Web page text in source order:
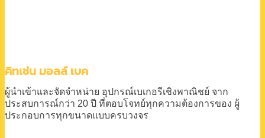
คิทเช่น มอลล์ เบค
ผู้นำเข้าและจัดจำหน่าย อุปกรณ์เบเกอรีเชิงพาณิชย์ จาก
ประสบการณ์กว่า 20 ปี ที่ตอบโจทย์ทุกความต้องการของ ผู้
ประกอบการทุกขนาดแบบครบวงจร